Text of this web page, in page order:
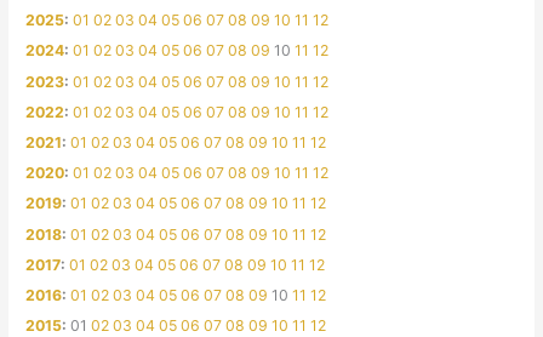
2025:01 02 03 04 05 06 07 08 09 10 11 12
2024:01 02 03 04 05 06 07 08 09 10 11 12
2023:01 02 03 04 05 06 07 08 09 10 11 12
2022:01 02 03 04 05 06 07 08 09 10 11 12
2021:01 02 03 04 05 06 07 08 09 10 11 12
2020:01 02 03 04 05 06 07 08 09 10 11 12
2019:01 02 03 04 05 06 07 08 09 10 11 12
2018:01 02 03 04 05 06 07 08 09 10 11 12
2017:01 02 03 04 05 06 07 08 09 10 11 12
2016:01 02 03 04 05 06 07 08 09 10 11 12
2015:01 02 03 04 05 06 07 08 09 10 11 12